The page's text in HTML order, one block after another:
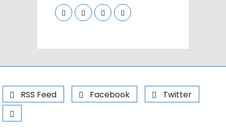
RSS Feed Facebook Twitter